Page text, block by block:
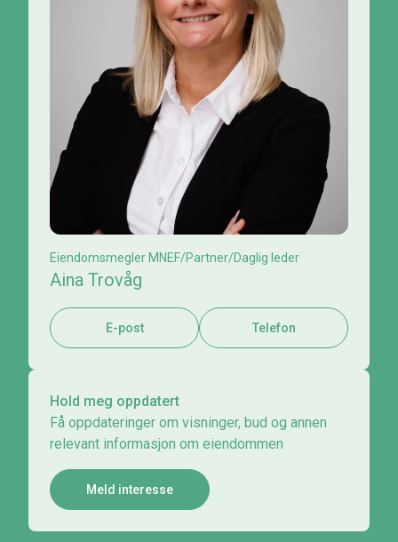
Eiendomsmegler MNEF/Partner/Daglig leder
Aina Trovåg
E-post Telefon
Hold meg oppdatert
Få oppdateringer om visninger, bud og annen
relevant informasjon om eiendommen
Meld interesse